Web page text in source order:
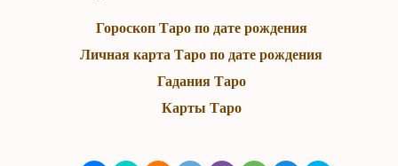
Гороскоп Таро по дате рождения
Личная карта Таро по дате рождения
Гадания Таро
Карты Таро